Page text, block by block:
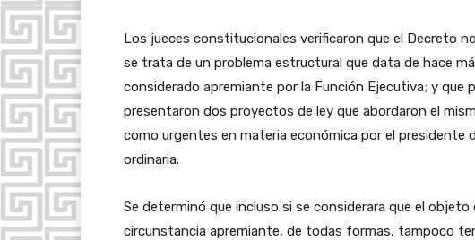
Los jueces constitucionales verificaron que el Decreto
se trata de un problema estructural que data de hace
considerado apremiante por la Función Ejecutiva; y que
presentaron dos proyectos de ley que abordaron el
como urgentes en materia económica por el presidente
ordinaria.
Se determinó que incluso si se considerara que el
circunstancia apremiante, de todas formas, tampoco